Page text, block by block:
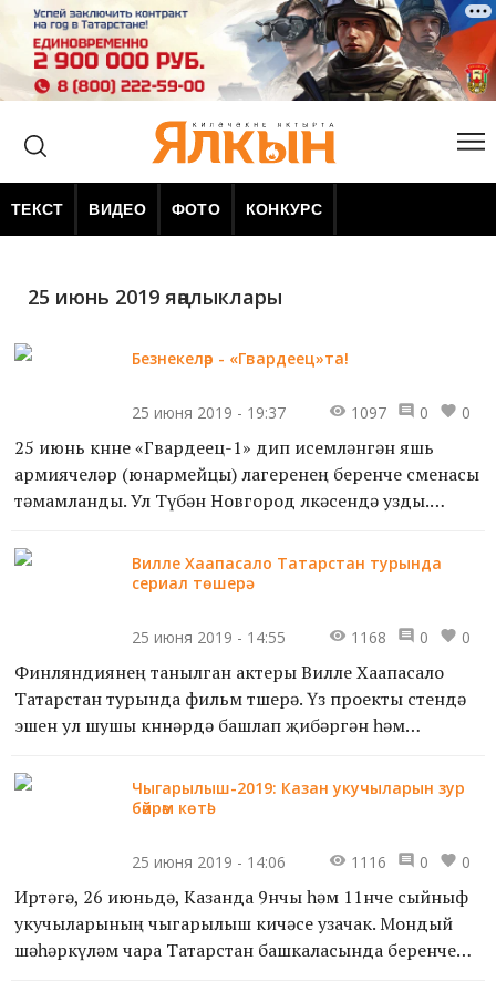
ТЕКСТ ВИДЕО ФОТО КОНКУРС
25 июнь 2019 яңалыклары
Безнекеләр - «Гвардеец»та!
25 июня 2019 - 19:37 1097 0 0
25 июнь көнне «Гвардеец-1» дип исемләнгән яшь
армиячеләр (юнармейцы) лагеренең беренче сменасы
тәмамланды. Ул Түбән Новгород өлкәсендә узды.
«Гвардеец» - Идел буе федераль округында
тормышка ашырыл...
Вилле Хаапасало Татарстан турында
сериал төшерә
25 июня 2019 - 14:55 1168 0 0
Финляндиянең танылган актеры Вилле Хаапасало
Татарстан турында фильм төшерә. Үз проекты өстендә
эшен ул шушы көннәрдә башлап җибәргән һәм
Чыгарылыш-2019: Казан укучыларын зур
бәйрәм көтә!
25 июня 2019 - 14:06 1116 0 0
Иртәгә, 26 июньдә, Казанда 9нчы һәм 11нче сыйныф
укучыларының чыгарылыш кичәсе узачак. Мондый
шәһәркүләм чара Татарстан башкаласында беренче